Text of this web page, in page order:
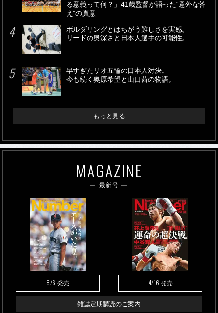
る意義って何？」41歳監督が語った“意外な答
え”の真意
ボルダリングとはちがう難しさを実感。
リードの奥深さと日本人選手の可能性。
早すぎたリオ五輪の日本人対決。
今も続く奥原希望と山口茜の物語。
もっと見る
MAGAZINE
最新号
8/6 発売 4/16 発売
雑誌定期購読のご案内